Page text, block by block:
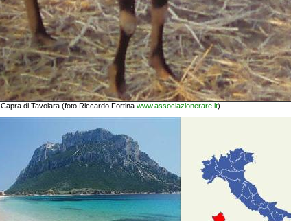
Capra di Tavolara (foto Riccardo Fortina www.associazionerare.it)